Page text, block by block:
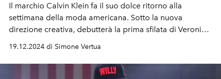
Il marchio Calvin Klein fa il suo dolce ritorno alla
settimana della moda americana. Sotto la nuova
direzione creativa, debutterà la prima sfilata di Veronica
19.12.2024 di Simone Vertua